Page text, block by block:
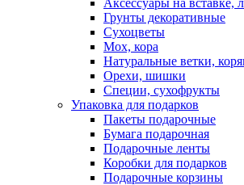
Грунты декоративные
Сухоцветы
Мох, кора
Натуральные ветки,
Орехи, шишки
Специи, сухофрукты
Упаковка для подарков
Пакеты подарочные
Бумага подарочная
Подарочные ленты
Коробки для подарков
Подарочные корзины